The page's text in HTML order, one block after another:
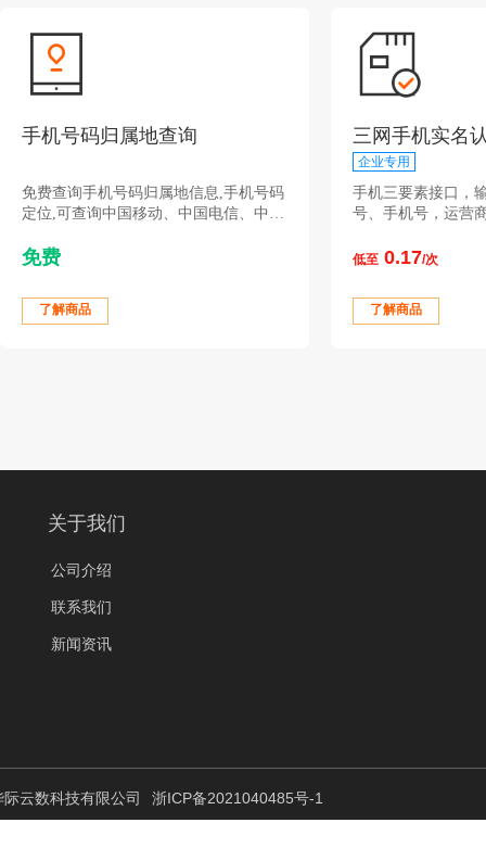
手机号码归属地查询
免费查询手机号码归属地信息,手机号码
定位,可查询中国移动、中国电信、中国
市和运营商等信息
免费
了解商品
三网手机实名
企业专用
手机三要素接口，
号、手机号，运营
网，权威可靠全面
低至 0.17/次
了解商品
关于我们
公司介绍
联系我们
新闻资讯
云数科技有限公司 浙ICP备2021040485号-1